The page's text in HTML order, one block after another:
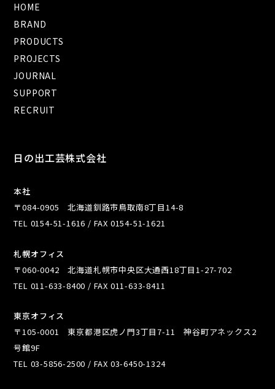
HOME
BRAND
PRODUCTS
PROJECTS
JOURNAL
SUPPORT
RECRUIT
日の出工芸株式会社
本社
〒084-0905 北海道釧路市鳥取南8丁目14-8
TEL 0154-51-1616 / FAX 0154-51-1621
札幌オフィス
〒060-0042 北海道札幌市中央区大通西18丁目1-27-702
TEL 011-633-8400 / FAX 011-633-8411
東京オフィス
〒105-0001 東京都港区虎ノ門3丁目7-11 神谷町アネックス2
号館9F
TEL 03-5856-2500 / FAX 03-6450-1324